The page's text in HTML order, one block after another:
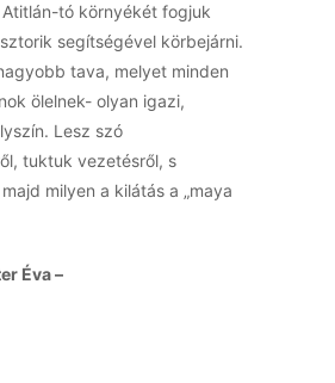
Atitlán-tó környékét fogjuk
segítségével körbejárni.
tava, melyet minden
ölelnek- olyan igazi,
Lesz szó
tuktuk vezetésről, s
milyen a kilátás a „maya
Éva –